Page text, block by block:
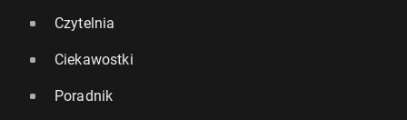
Czytelnia
Ciekawostki
Poradnik